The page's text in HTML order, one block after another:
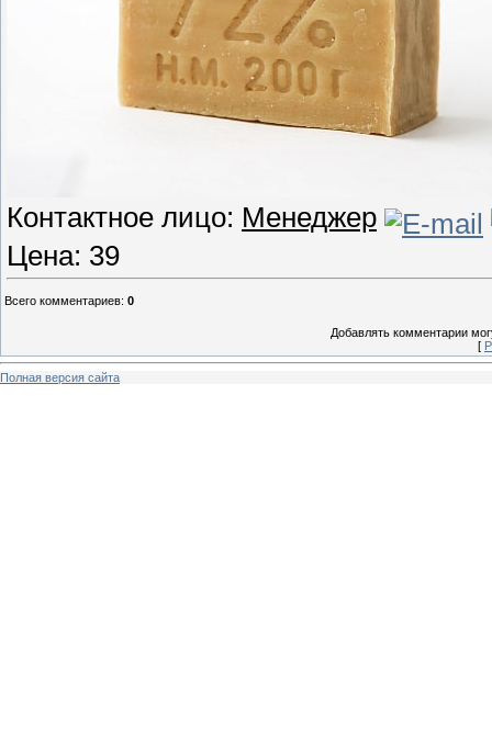
Контактное лицо: Менеджер
Цена: 39
Всего комментариев: 0
Добавлять комментарии
[
Полная версия сайта